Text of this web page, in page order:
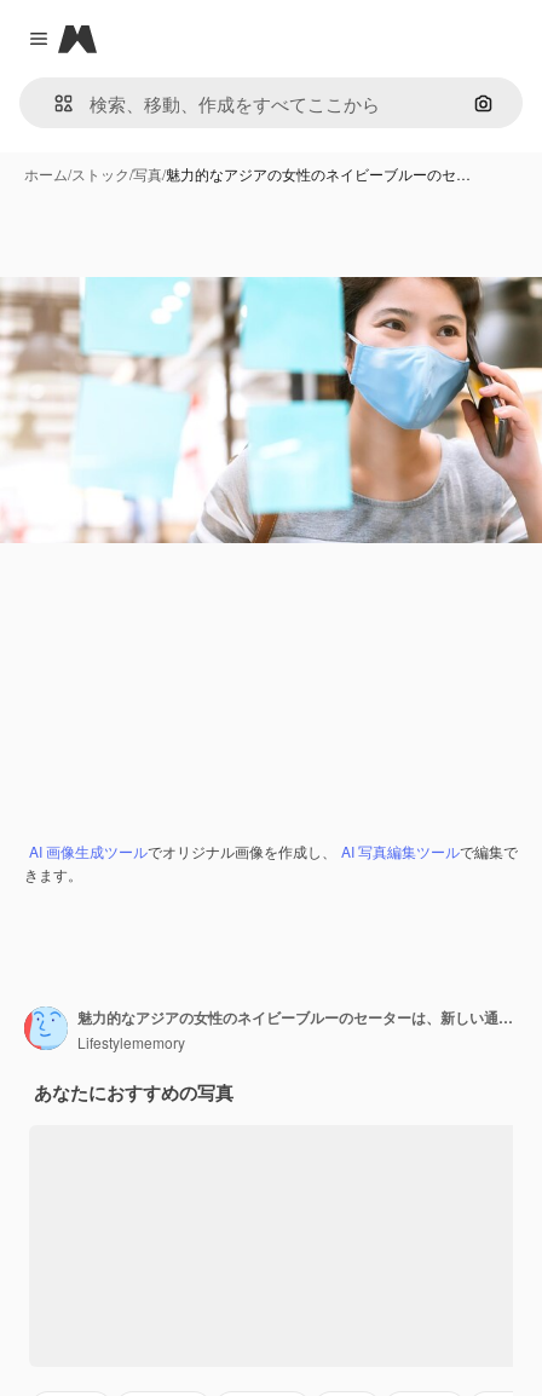
Close menu
Magnific
画像で
ホーム/ストック/写真/魅力的なアジアの女性のネイビーブルーのセ…
AI 画像生成ツールでオリジナル画像を作成し、 AI 写真編集ツールで編集で
きます。
魅力的なアジアの女性のネイビーブルーのセーターは、新しい通常のライフスタイルのためのプラスチックのパーティション社会的距離を持っている共同ウォーキングスペースで働く保護ウイルスマスクを着用して働いています
Lifestylememory
あなたにおすすめの写真